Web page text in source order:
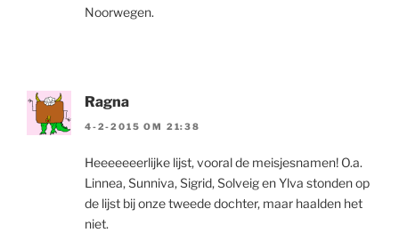
Noorwegen.
Ragna
4-2-2015 OM 21:38
Heeeeeeerlijke lijst, vooral de meisjesnamen! O.a.
Linnea, Sunniva, Sigrid, Solveig en Ylva stonden op
de lijst bij onze tweede dochter, maar haalden het
niet.